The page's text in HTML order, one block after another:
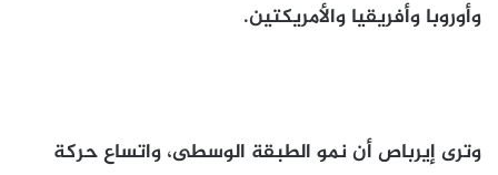
وأوروبا وأفريقيا والأمريكتين.
وترى إيرباص أن نمو الطبقة الوسطى، واتساع حركة